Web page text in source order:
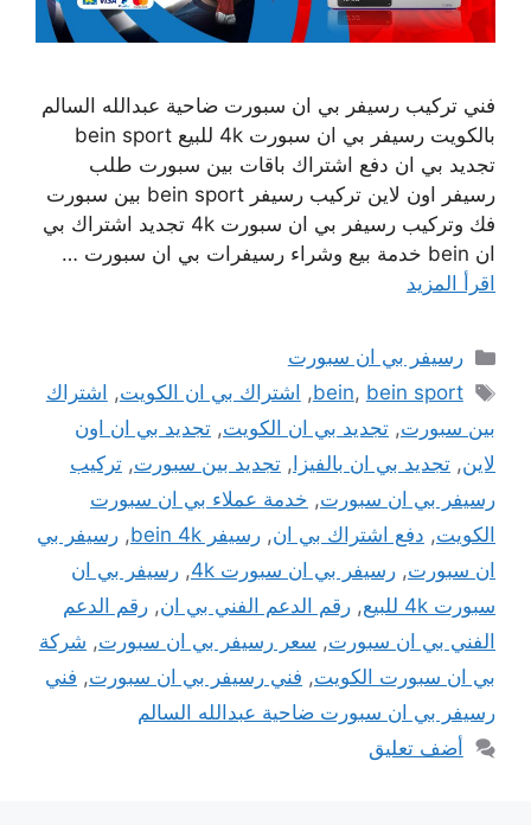
فني تركيب رسيفر بي ان سبورت ضاحية عبدالله السالم
بالكويت رسيفر بي ان سبورت 4k للبيع bein sport
تجديد بي ان دفع اشتراك باقات بين سبورت طلب
رسيفر اون لاين تركيب رسيفر bein sport بين سبورت
فك وتركيب رسيفر بي ان سبورت 4k تجديد اشتراك بي
ان bein خدمة بيع وشراء رسيفرات بي ان سبورت …
اقرأ المزيد
التصنيفات
رسيفر بي ان سبورت
الوسوم
bein, bein sport
, اشتراك بي ان الكويت, اشتراك
بين سبورت, تجديد بي ان الكويت, تجديد بي ان اون
لاين, تجديد بي ان بالفيزا , تجديد بين سبورت, تركيب
رسيفر بي ان سبورت, خدمة عملاء بي ان سبورت
الكويت, دفع اشتراك بي ان, رسيفر bein 4k , رسيفر بي
ان سبورت, رسيفر بي ان سبورت 4k , رسيفر بي ان
سبورت 4k للبيع
, رقم الدعم الفني بي ان, رقم الدعم
الفني بي ان سبورت, سعر رسيفر بي ان سبورت, شركة
بي ان سبورت الكويت, فني رسيفر بي ان سبورت, فني
رسيفر بي ان سبورت ضاحية عبدالله السالم
أضف تعليق